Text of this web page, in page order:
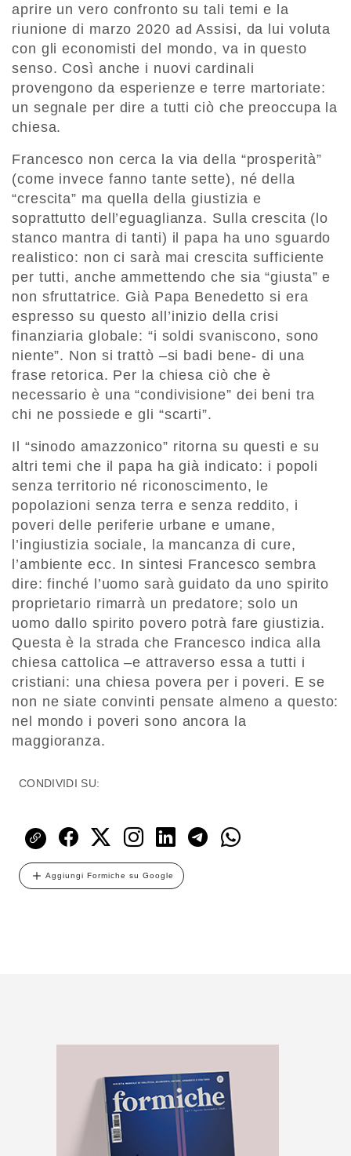
aprire un vero confronto su tali temi e la
riunione di marzo 2020 ad Assisi, da lui voluta
con gli economisti del mondo, va in questo
senso. Così anche i nuovi cardinali
provengono da esperienze e terre martoriate:
un segnale per dire a tutti ciò che preoccupa la
chiesa.
Francesco non cerca la via della “prosperità”
(come invece fanno tante sette), né della
“crescita” ma quella della giustizia e
soprattutto dell’eguaglianza. Sulla crescita (lo
stanco mantra di tanti) il papa ha uno sguardo
realistico: non ci sarà mai crescita sufficiente
per tutti, anche ammettendo che sia “giusta” e
non sfruttatrice. Già Papa Benedetto si era
espresso su questo all’inizio della crisi
finanziaria globale: “i soldi svaniscono, sono
niente”. Non si trattò –si badi bene- di una
frase retorica. Per la chiesa ciò che è
necessario è una “condivisione” dei beni tra
chi ne possiede e gli “scarti”.
Il “sinodo amazzonico” ritorna su questi e su
altri temi che il papa ha già indicato: i popoli
senza territorio né riconoscimento, le
popolazioni senza terra e senza reddito, i
poveri delle periferie urbane e umane,
l’ingiustizia sociale, la mancanza di cure,
l’ambiente ecc. In sintesi Francesco sembra
dire: finché l’uomo sarà guidato da uno spirito
proprietario rimarrà un predatore; solo un
uomo dallo spirito povero potrà fare giustizia.
Questa è la strada che Francesco indica alla
chiesa cattolica –e attraverso essa a tutti i
cristiani: una chiesa povera per i poveri. E se
non ne siate convinti pensate almeno a questo:
nel mondo i poveri sono ancora la
maggioranza.
CONDIVIDI SU:
Aggiungi Formiche su Google